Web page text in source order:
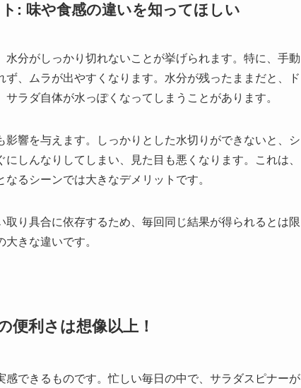
: 味や食感の違いを知ってほしい
分がしっかり切れないことが挙げられます。特に、手動
、ムラが出やすくなります。水分が残ったままだと、ド
ラダ自体が水っぽくなってしまうことがあります。
響を与えます。しっかりとした水切りができないと、シ
しんなりしてしまい、見た目も悪くなります。これは、
るシーンでは大きなデメリットです。
り具合に依存するため、毎回同じ結果が得られるとは限
きな違いです。
便利さは想像以上！
できるものです。忙しい毎日の中で、サラダスピナーが